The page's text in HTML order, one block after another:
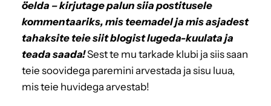
öelda – kirjutage palun siia postitusele
kommentaariks, mis teemadel ja mis asjadest
tahaksite teie siit blogist lugeda-kuulata ja
teada saada!Sest te mu tarkade klubi ja siis saan
teie soovidega paremini arvestada ja sisu luua,
mis teie huvidega arvestab!